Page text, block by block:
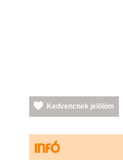
Kedvencnek jelölöm